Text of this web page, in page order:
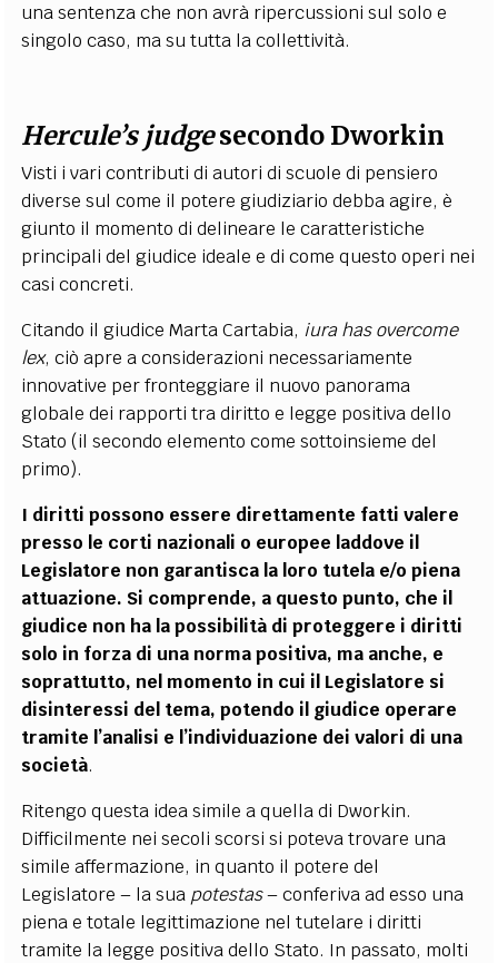
una sentenza che non avrà ripercussioni sul solo e
singolo caso, ma su tutta la collettività.
Hercule’s judgesecondo Dworkin
Visti i vari contributi di autori di scuole di pensiero
diverse sul come il potere giudiziario debba agire, è
giunto il momento di delineare le caratteristiche
principali del giudice ideale e di come questo operi nei
casi concreti.
Citando il giudice Marta Cartabia, iura has overcome
lex, ciò apre a considerazioni necessariamente
innovative per fronteggiare il nuovo panorama
globale dei rapporti tra diritto e legge positiva dello
Stato (il secondo elemento come sottoinsieme del
primo).
I diritti possono essere direttamente fatti valere
presso le corti nazionali o europee laddove il
Legislatore non garantisca la loro tutela e/o piena
attuazione. Si comprende, a questo punto, che il
giudice non ha la possibilità di proteggere i diritti
solo in forza di una norma positiva, ma anche, e
soprattutto, nel momento in cui il Legislatore si
disinteressi del tema, potendo il giudice operare
tramite l’analisi e l’individuazione dei valori di una
società.
Ritengo questa idea simile a quella di Dworkin.
Difficilmente nei secoli scorsi si poteva trovare una
simile affermazione, in quanto il potere del
Legislatore – la sua potestas– conferiva ad esso una
piena e totale legittimazione nel tutelare i diritti
tramite la legge positiva dello Stato. In passato, molti